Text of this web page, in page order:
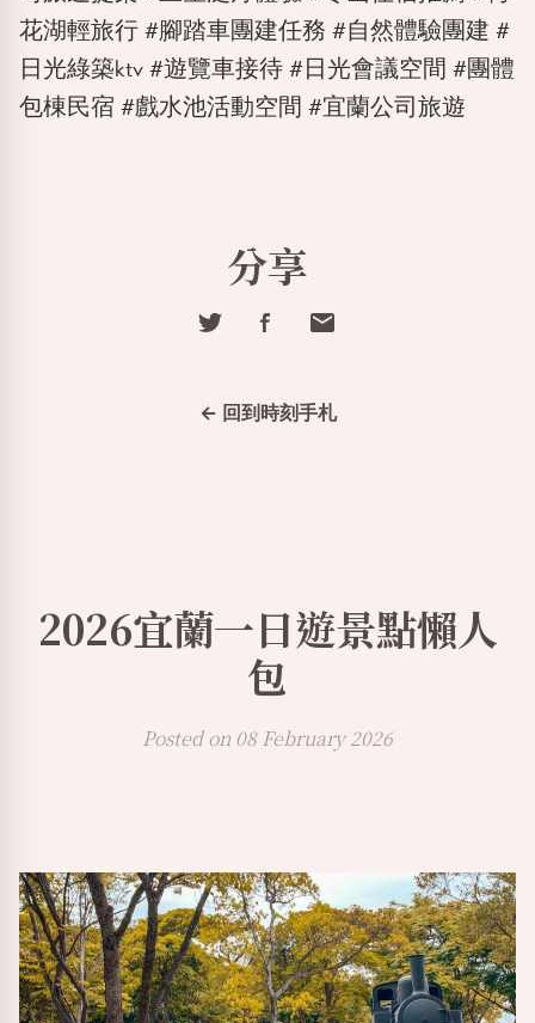
花湖輕旅行 #腳踏車團建任務 #自然體驗團建 #
日光綠築ktv #遊覽車接待 #日光會議空間 #團體
包棟民宿 #戲水池活動空間 #宜蘭公司旅遊
分享
← 回到時刻手札
2026宜蘭一日遊景點懶人
包
Posted on 08 February 2026